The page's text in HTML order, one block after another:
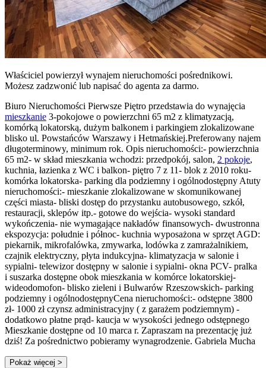
Właściciel powierzył wynajem nieruchomości pośrednikowi.
Możesz zadzwonić lub napisać do agenta za darmo.
Biuro Nieruchomości Pierwsze Piętro przedstawia do wynajęcia
mieszkanie 3-pokojowe o powierzchni 65 m2 z klimatyzacją,
komórką lokatorską, dużym balkonem i parkingiem zlokalizowane
blisko ul. Powstańców Warszawy i Hetmańskiej.Preferowany najem
długoterminowy, minimum rok. Opis nieruchomości:- powierzchnia
65 m2- w skład mieszkania wchodzi: przedpokój, salon, 2 pokoje,
kuchnia, łazienka z WC i balkon- piętro 7 z 11- blok z 2010 roku-
komórka lokatorska- parking dla podziemny i ogólnodostępny Atuty
nieruchomości:- mieszkanie zlokalizowane w skomunikowanej
części miasta- bliski dostęp do przystanku autobusowego, szkół,
restauracji, sklepów itp.- gotowe do wejścia- wysoki standard
wykończenia- nie wymagające nakładów finansowych- dwustronna
ekspozycja: południe i północ- kuchnia wyposażona w sprzęt AGD:
piekarnik, mikrofalówka, zmywarka, lodówka z zamrażalnikiem,
czajnik elektryczny, płyta indukcyjna- klimatyzacja w salonie i
sypialni- telewizor dostępny w salonie i sypialni- okna PCV- pralka
i suszarka dostępne obok mieszkania w komórce lokatorskiej-
wideodomofon- blisko zieleni i Bulwarów Rzeszowskich- parking
podziemny i ogólnodostępnyCena nieruchomości:- odstępne 3800
zł- 1000 zł czynsz administracyjny ( z garażem podziemnym) -
dodatkowo płatne prąd- kaucja w wysokości jednego odstępnego
Mieszkanie dostępne od 10 marca r. Zapraszam na prezentację już
dziś! Za pośrednictwo pobieramy wynagrodzenie. Gabriela Mucha
Pokaż więcej >